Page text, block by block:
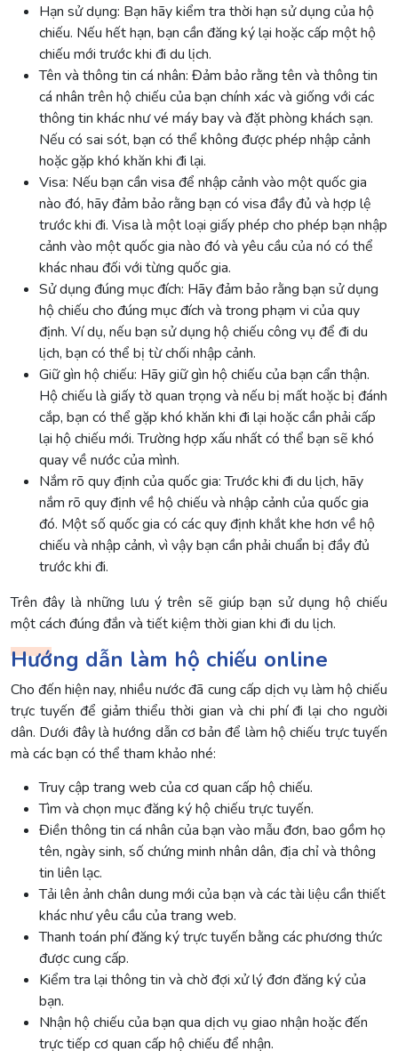
Hạn sử dụng: Bạn hãy kiểm tra thời hạn sử dụng của hộ
chiếu. Nếu hết hạn, bạn cần đăng ký lại hoặc cấp một hộ
chiếu mới trước khi đi du lịch.
Tên và thông tin cá nhân: Đảm bảo rằng tên và thông tin
cá nhân trên hộ chiếu của bạn chính xác và giống với các
thông tin khác như vé máy bay và đặt phòng khách sạn.
Nếu có sai sót, bạn có thể không được phép nhập cảnh
hoặc gặp khó khăn khi đi lại.
Visa: Nếu bạn cần visa để nhập cảnh vào một quốc gia
nào đó, hãy đảm bảo rằng bạn có visa đầy đủ và hợp lệ
trước khi đi. Visa là một loại giấy phép cho phép bạn nhập
cảnh vào một quốc gia nào đó và yêu cầu của nó có thể
khác nhau đối với từng quốc gia.
Sử dụng đúng mục đích: Hãy đảm bảo rằng bạn sử dụng
hộ chiếu cho đúng mục đích và trong phạm vi của quy
định. Ví dụ, nếu bạn sử dụng hộ chiếu công vụ để đi du
lịch, bạn có thể bị từ chối nhập cảnh.
Giữ gìn hộ chiếu: Hãy giữ gìn hộ chiếu của bạn cẩn thận.
Hộ chiếu là giấy tờ quan trọng và nếu bị mất hoặc bị đánh
cắp, bạn có thể gặp khó khăn khi đi lại hoặc cần phải cấp
lại hộ chiếu mới. Trường hợp xấu nhất có thể bạn sẽ khó
quay về nước của mình.
Nắm rõ quy định của quốc gia: Trước khi đi du lịch, hãy
nắm rõ quy định về hộ chiếu và nhập cảnh của quốc gia
đó. Một số quốc gia có các quy định khắt khe hơn về hộ
chiếu và nhập cảnh, vì vậy bạn cần phải chuẩn bị đầy đủ
trước khi đi.
Trên đây là những lưu ý trên sẽ giúp bạn sử dụng hộ chiếu
một cách đúng đắn và tiết kiệm thời gian khi đi du lịch.
Hướng dẫn làm hộ chiếu online
Cho đến hiện nay, nhiều nước đã cung cấp dịch vụ làm hộ chiếu
trực tuyến để giảm thiểu thời gian và chi phí đi lại cho người
dân. Dưới đây là hướng dẫn cơ bản để làm hộ chiếu trực tuyến
mà các bạn có thể tham khảo nhé:
Truy cập trang web của cơ quan cấp hộ chiếu.
Tìm và chọn mục đăng ký hộ chiếu trực tuyến.
Điền thông tin cá nhân của bạn vào mẫu đơn, bao gồm họ
tên, ngày sinh, số chứng minh nhân dân, địa chỉ và thông
tin liên lạc.
Tải lên ảnh chân dung mới của bạn và các tài liệu cần thiết
khác như yêu cầu của trang web.
Thanh toán phí đăng ký trực tuyến bằng các phương thức
được cung cấp.
Kiểm tra lại thông tin và chờ đợi xử lý đơn đăng ký của
bạn.
Nhận hộ chiếu của bạn qua dịch vụ giao nhận hoặc đến
trực tiếp cơ quan cấp hộ chiếu để nhận.